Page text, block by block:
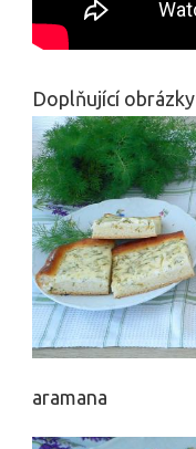
Doplňující obrázky
aramana